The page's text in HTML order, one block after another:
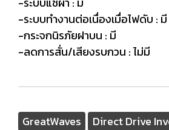
-ระบบทำงานต่อเนื่องเมื่อไฟดับ : มี
-กระจกนิรภัยฝาบน : มี
-ลดการสั่น/เสียงรบกวน : ไม่มี
GreatWaves
Direct Drive